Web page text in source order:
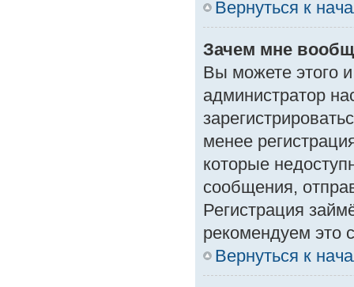
Вернуться к
Зачем мне
Вы можете этого и
администратор
менее
которые
сообщения,
Регистрация
рекомендуем это
Вернуться к